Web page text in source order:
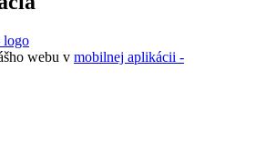
webu v mobilnej aplikácii -